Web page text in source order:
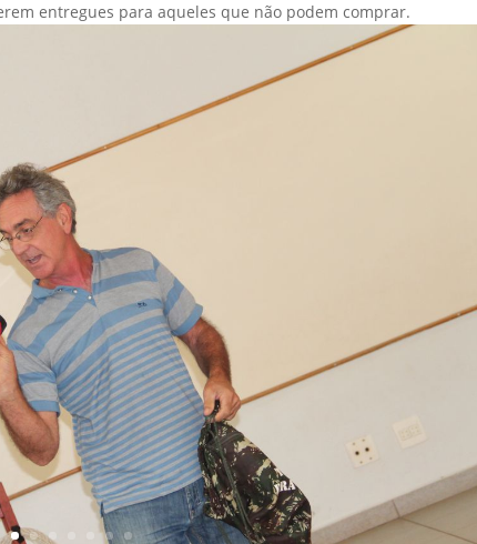
entregues para aqueles que não podem comprar.